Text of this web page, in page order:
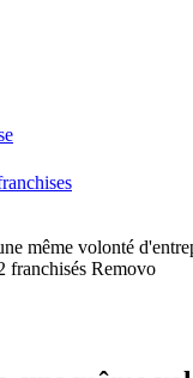
même volonté
franchisés Removo